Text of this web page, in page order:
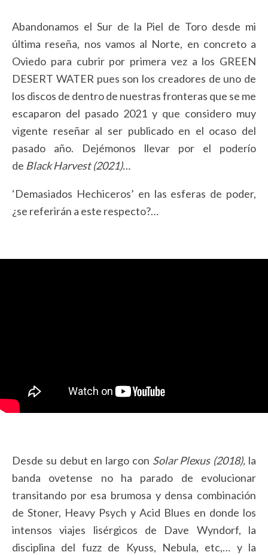
Abandonamos el Sur de la Piel de Toro desde mi
última reseña, nos vamos al Norte, en concreto a
Oviedo para cubrir por primera vez a los GREEN
DESERT WATER pues son los creadores de uno de
los discos de dentro de nuestras fronteras que se me
escaparon del pasado 2021 y que considero muy
vigente reseñar al ser publicado en el ocaso del
pasado año. Dejémonos llevar por el poderío
de Black Harvest (2021)…
‘Demasiados Hechiceros’ en las esferas de poder,
¿se referirán a este respecto?…
Desde su debut en largo con Solar Plexus (2018), la
banda ovetense no ha parado de evolucionar
transitando por esa brumosa y densa combinación
de Stoner, Heavy Psych y Acid Blues en donde los
intensos viajes lisérgicos de Dave Wyndorf, la
disciplina del fuzz de Kyuss, Nebula, etc,… y la